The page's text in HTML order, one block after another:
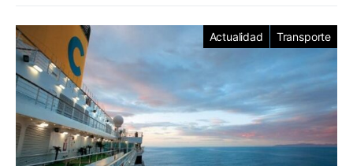
Actualidad Transporte